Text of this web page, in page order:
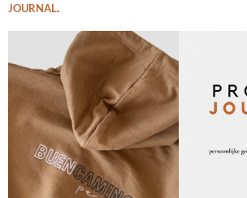
JOURNAL.